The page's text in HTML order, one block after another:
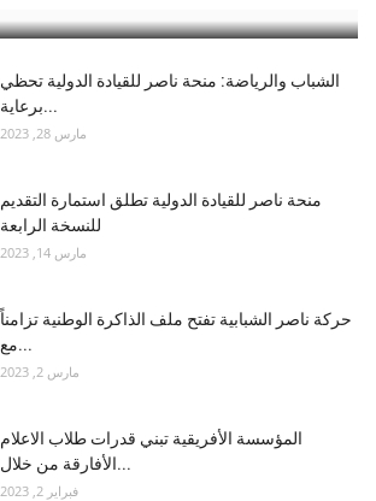
الشباب والرياضة: منحة ناصر للقيادة الدولية تحظي
برعاية...
مارس 28, 2023
منحة ناصر للقيادة الدولية تطلق استمارة التقديم
للنسخة الرابعة
مارس 14, 2023
حركة ناصر الشبابية تفتح ملف الذاكرة الوطنية تزامناً
مع...
مارس 2, 2023
المؤسسة الأفريقية تبني قدرات طلاب الاعلام
الأفارقة من خلال...
فبراير 2, 2023